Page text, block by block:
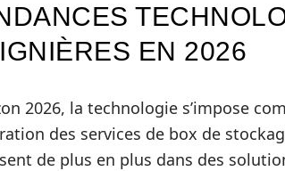
EN 2026
2026, la technologie s’impose
des services de box de
de plus en plus dans des